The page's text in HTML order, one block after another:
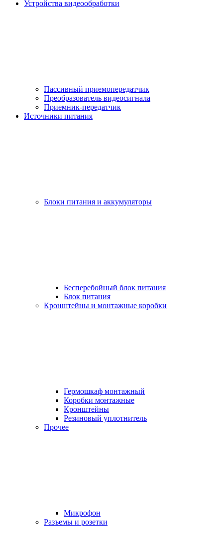
Устройства видеообработки
Пассивный приемопередатчик
Преобразователь видеосигнала
Приемник-передатчик
Источники питания
Блоки питания и аккумуляторы
Бесперебойный блок питания
Блок питания
Кронштейны и монтажные коробки
Гермошкаф монтажный
Коробки монтажные
Кронштейны
Резиновый уплотнитель
Прочее
Микрофон
Разъемы и розетки